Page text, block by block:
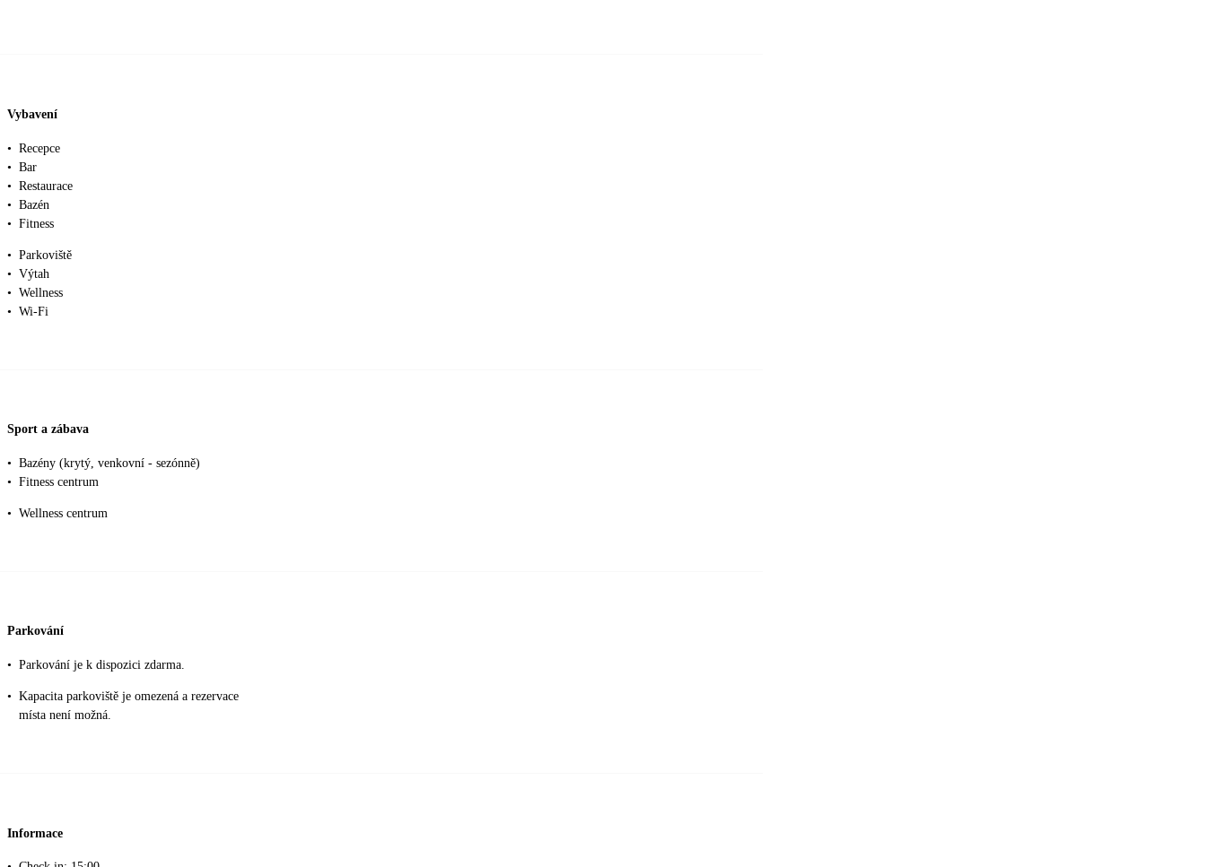
Vybavení
• Recepce
• Bar
• Restaurace
• Bazén
• Fitness
• Parkoviště
• Výtah
• Wellness
• Wi-Fi
Sport a zábava
• Bazény (krytý, venkovní - sezónně)
• Fitness centrum
• Wellness centrum
Parkování
• Parkování je k dispozici zdarma.
• Kapacita parkoviště je omezená a rezervace
místa není možná.
Informace